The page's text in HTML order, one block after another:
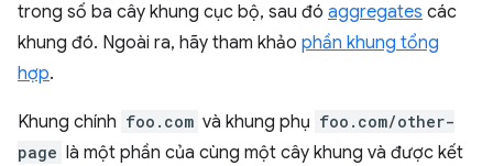
trong số ba cây khung cục bộ, sau đó aggregates các
khung đó. Ngoài ra, hãy tham khảo phần khung tổng
hợp.
Khung chính foo.com và khung phụ foo.com/other-
page là một phần của cùng một cây khung và được kết